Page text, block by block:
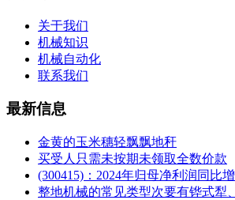
关于我们
机械知识
机械自动化
联系我们
最新信息
金黄的玉米穗轻飘飘地秆
买受人只需未按期未领取全数价款
(300415)：2024年归母净利润同比
整地机械的常见类型次要有铧式犁